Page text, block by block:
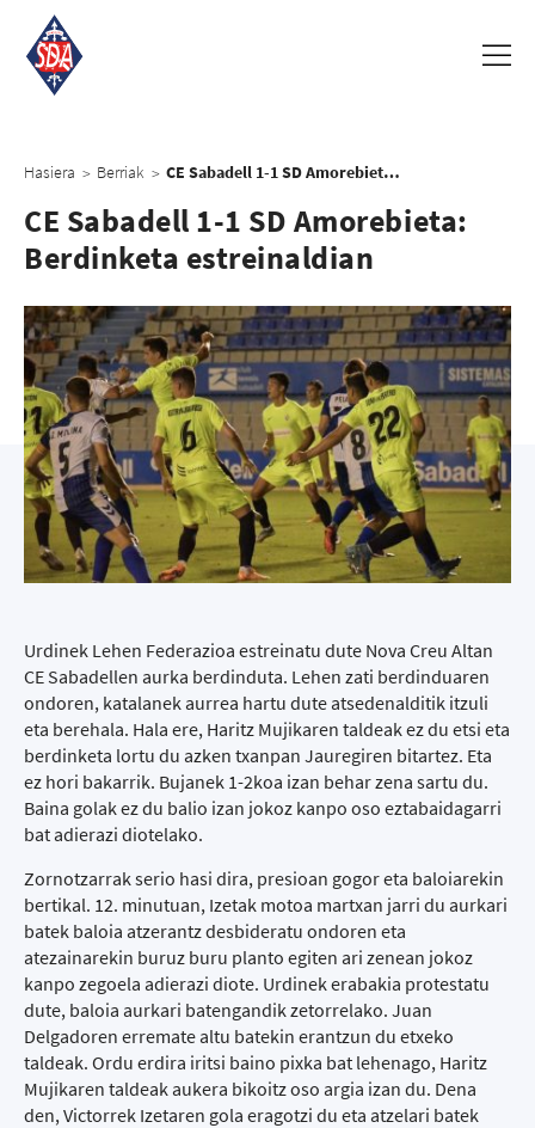
Hasiera > Berriak > CE Sabadell 1-1 SD Amorebieta: Berdinketa estreinaldian
CE Sabadell 1-1 SD Amorebieta:
Berdinketa estreinaldian
Urdinek Lehen Federazioa estreinatu dute Nova Creu Altan
CE Sabadellen aurka berdinduta. Lehen zati berdinduaren
ondoren, katalanek aurrea hartu dute atsedenalditik itzuli
eta berehala. Hala ere, Haritz Mujikaren taldeak ez du etsi eta
berdinketa lortu du azken txanpan Jauregiren bitartez. Eta
ez hori bakarrik. Bujanek 1-2koa izan behar zena sartu du.
Baina golak ez du balio izan jokoz kanpo oso eztabaidagarri
bat adierazi diotelako.
Zornotzarrak serio hasi dira, presioan gogor eta baloiarekin
bertikal. 12. minutuan, Izetak motoa martxan jarri du aurkari
batek baloia atzerantz desbideratu ondoren eta
atezainarekin buruz buru planto egiten ari zenean jokoz
kanpo zegoela adierazi diote. Urdinek erabakia protestatu
dute, baloia aurkari batengandik zetorrelako. Juan
Delgadoren erremate altu batekin erantzun du etxeko
taldeak. Ordu erdira iritsi baino pixka bat lehenago, Haritz
Mujikaren taldeak aukera bikoitz oso argia izan du. Dena
den, Victorrek Izetaren gola eragotzi du eta atzelari batek